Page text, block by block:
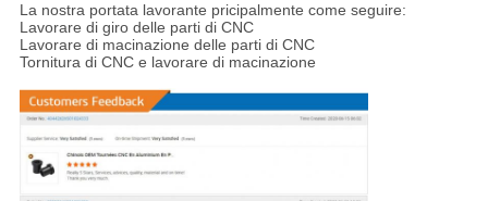
La nostra portata lavorante pricipalmente come seguire:
Lavorare di giro delle parti di CNC
Lavorare di macinazione delle parti di CNC
Tornitura di CNC e lavorare di macinazione